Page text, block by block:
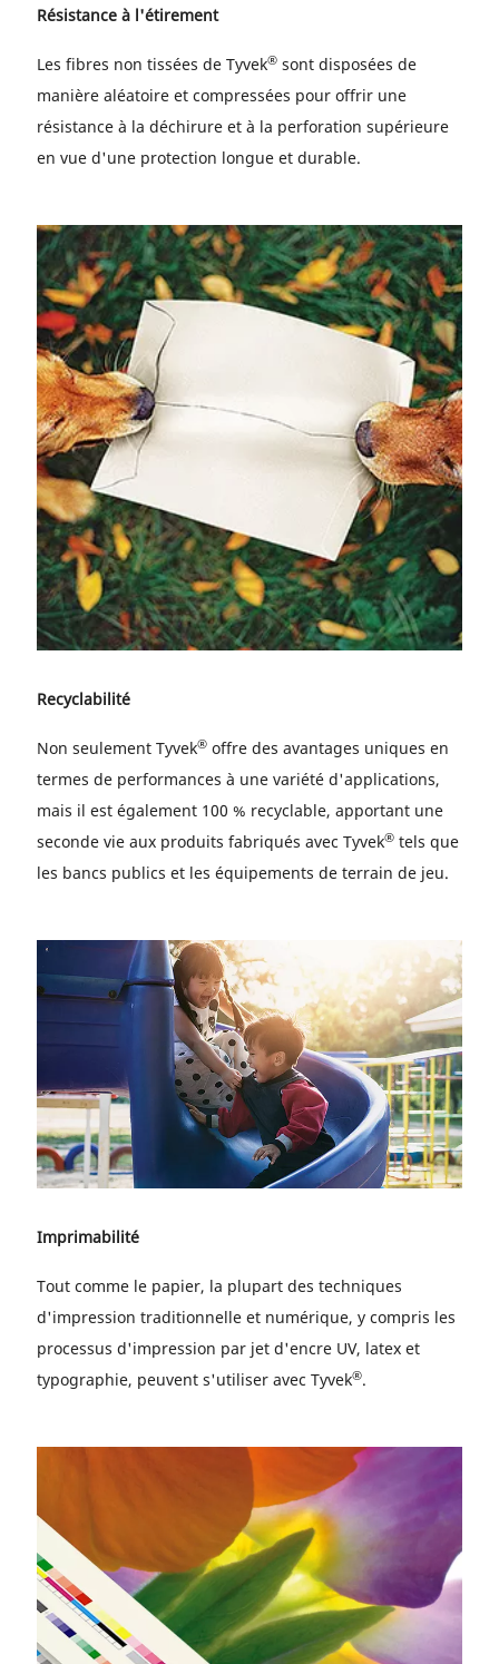
Résistance à l'étirement
Les fibres non tissées de Tyvek® sont disposées de
manière aléatoire et compressées pour offrir une
résistance à la déchirure et à la perforation supérieure
en vue d'une protection longue et durable.
Recyclabilité
Non seulement Tyvek® offre des avantages uniques en
termes de performances à une variété d'applications,
mais il est également 100 % recyclable, apportant une
seconde vie aux produits fabriqués avec Tyvek® tels que
les bancs publics et les équipements de terrain de jeu.
Imprimabilité
Tout comme le papier, la plupart des techniques
d'impression traditionnelle et numérique, y compris les
processus d'impression par jet d'encre UV, latex et
typographie, peuvent s'utiliser avec Tyvek®.